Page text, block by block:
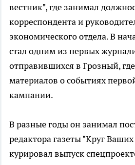
вестник", где занимал
корреспондента и
экономического отдела. В
стал одним из первых
отправившихся в Грозный,
материалов о событиях
кампании.
В разные годы он занимал
редактора газеты "Круг
курировал выпуск